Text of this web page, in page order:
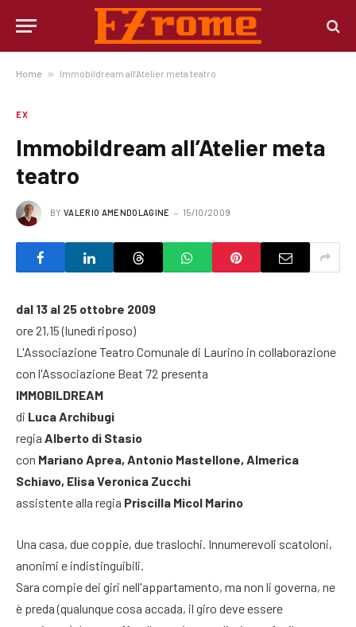
Home » Immobildream all’Atelier meta teatro
EX
Immobildream all’Atelier meta
teatro
BY VALERIO AMENDOLAGINE 15/10/2009
dal 13 al 25 ottobre 2009
ore 21,15 (lunedì riposo)
L'Associazione Teatro Comunale di Laurino in collaborazione
con l'Associazione Beat 72 presenta
IMMOBILDREAM
di Luca Archibugi
regia Alberto di Stasio
con Mariano Aprea, Antonio Mastellone, Almerica
Schiavo, Elisa Veronica Zucchi
assistente alla regia Priscilla Micol Marino
Una casa, due coppie, due traslochi. Innumerevoli scatoloni,
anonimi e indistinguibili.
Sara compie dei giri nell'appartamento, ma non li governa, ne
è preda (qualunque cosa accada, il giro deve essere